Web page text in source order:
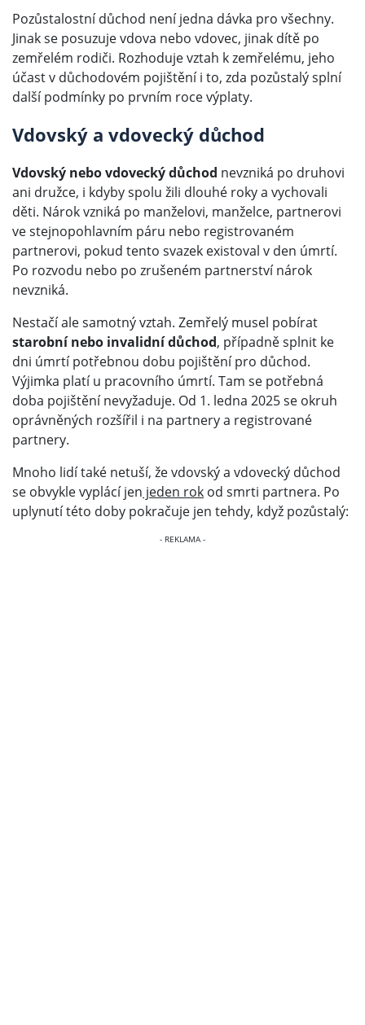
Pozůstalostní důchod není jedna dávka pro všechny.
Jinak se posuzuje vdova nebo vdovec, jinak dítě po
zemřelém rodiči. Rozhoduje vztah k zemřelému, jeho
účast v důchodovém pojištění i to, zda pozůstalý splní
další podmínky po prvním roce výplaty.
Vdovský a vdovecký důchod
Vdovský nebo vdovecký důchod nevzniká po druhovi
ani družce, i kdyby spolu žili dlouhé roky a vychovali
děti. Nárok vzniká po manželovi, manželce, partnerovi
ve stejnopohlavním páru nebo registrovaném
partnerovi, pokud tento svazek existoval v den úmrtí.
Po rozvodu nebo po zrušeném partnerství nárok
nevzniká.
Nestačí ale samotný vztah. Zemřelý musel pobírat
starobní nebo invalidní důchod, případně splnit ke
dni úmrtí potřebnou dobu pojištění pro důchod.
Výjimka platí u pracovního úmrtí. Tam se potřebná
doba pojištění nevyžaduje. Od 1. ledna 2025 se okruh
oprávněných rozšířil i na partnery a registrované
partnery.
Mnoho lidí také netuší, že vdovský a vdovecký důchod
se obvykle vyplácí jen jeden rok od smrti partnera. Po
uplynutí této doby pokračuje jen tehdy, když pozůstalý: